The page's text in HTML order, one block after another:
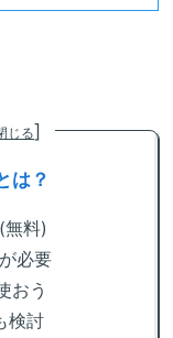
じる]
は？
料)
必要
おう
検討